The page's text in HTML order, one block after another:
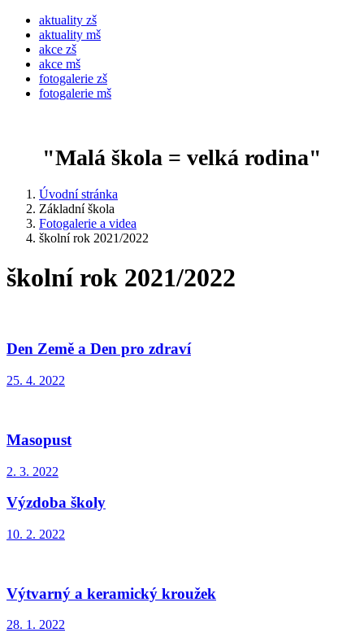
aktuality zš
aktuality mš
akce zš
akce mš
fotogalerie zš
fotogalerie mš
"Malá škola = velká rodina"
Úvodní stránka
Základní škola
Fotogalerie a videa
školní rok 2021/2022
školní rok 2021/2022
Den Země a Den pro zdraví
25. 4. 2022
Masopust
2. 3. 2022
Výzdoba školy
10. 2. 2022
Výtvarný a keramický kroužek
28. 1. 2022